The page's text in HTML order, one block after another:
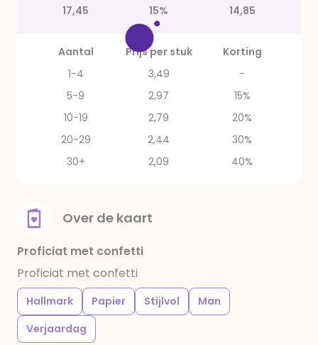
17,45
15% 14,85
Aantal Prijs per stuk
Korting
1-4
3,49
-
5-9
2,97
15%
10-19
2,79
20%
20-29
2,44
30%
30+
2,09 40%
Over de kaart
Proficiat met confetti
Proficiat met confetti
Hallmark Papier Stijlvol
Man
Verjaardag